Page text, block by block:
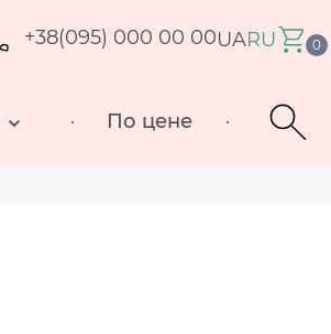
+38(095) 000 00 00UARU 0
По цене